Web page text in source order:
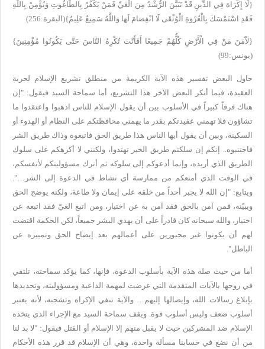
{لَا إِكْرَاهَ فِي الدِّينِ قَدْ تَبَيَّنَ الرُّشْدُ مِنَ الْغَيِّ فَمَنْ يَكْفُرْ بِالطَّاغُوتِ وَيُؤْمِنْ بِاللَّهِ
فَقَدِ اسْتَمْسَكَ بِالْعُرْوَةِ الْوُثْقَى لَا انْفِصَامَ لَهَا وَاللَّهُ سَمِيعٌ عَلِيمٌ}(البقرة:256 )
{لَآَمَنَ مَنْ فِي الْأَرْضِ كُلُّهُمْ جَمِيعًا أَفَأَنْتَ تُكْرِهُ النَّاسَ حَتَّى يَكُونُوا مُؤْمِنِينَ}
(يونس:99
)
حاول البعض تفسير هذه الآية الكريمة من منطلق تشريع الإسلام لحرية
العقيدة، فيما أنكر البعض الآخر هذا التشريع، أما سماحة السيد فيقول: "إن
هناك فرقاً كبيراً في الأسلوب بين أن يقول الإسلام للناس اذهبوا واعتقدوا ما
تشاؤون فلا تهمني عقيدتكم بقدر ما يهمني محافظتكم على النظام أو الهدوء أو
السكينة، وبين أن يقول أيها الناس هذا طريق الحق فاتبعوه وذاك طريق الشر
فاجتنبوه.. إنكم إن سلكتم طريق الخير تهتدوا، ولكنني لا أكرهكم على سلوك
الطريق الذي أريده، وإنما أدعوكم إلى سلوكه ثم أترك مسؤوليتكم لأنفسكم،
في الوقت الذي أمنعكم من ممارسة أي نشاط في الدعوة إلى الشر…".
ويتابع: "إن الله لا يجبر أحداً من خلقه على إيمان ولا طاعة، ولكنه يوضح الحق
ويبيّنه، فمن آمن بالحق فقد آمن به عن اختيار، ومن اتبع الغيّ فقد اتبعه عن
اختيار، والله سبحانه كان قادراً على أن يهدي البشر جميعاً، لكن الحكمة اقتضت
لهم
أن يكونوا غير مجبورين على أعمالهم بعد إيضاح الحق وتمييزه عن
الباطل".
أما من حيث صلة هذه الآية بأسلوب الدعوة، فإنها، كما يؤكد سماحته، تلتقي
في روحها بالآيات المتقدمة التي عرضت لمهمة الداعية ومسؤوليته، وتحديدها
بإبلاغ رسالات الله، وإيصالها إليهم… والآية تنفي الإكراه وتشجبه، لأنه يعتبر
أسلوب ضعف وليس أسلوب قوة. ويقف سماحة السيد مع الإجراء الذي يتخذه
الإسلام ضد المشركين حيث لا يقبل منهم إلا الإسلام أو القتل فيقول: "لا بد لنا
من أن نضع في حسابنا مسألة واحدة، وهي أن الإسلام قد قرر هذه الأحكام